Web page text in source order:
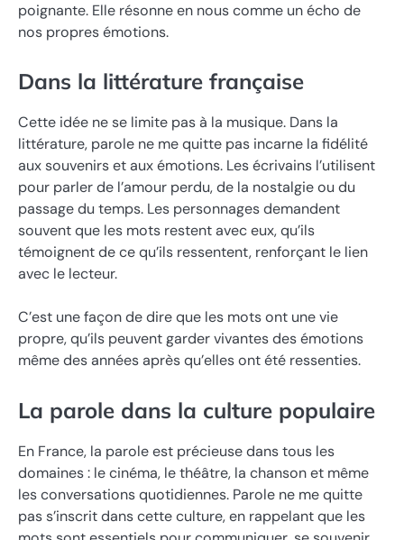
poignante. Elle résonne en nous comme un écho de
nos propres émotions.
Dans la littérature française
Cette idée ne se limite pas à la musique. Dans la
littérature, parole ne me quitte pas incarne la fidélité
aux souvenirs et aux émotions. Les écrivains l’utilisent
pour parler de l’amour perdu, de la nostalgie ou du
passage du temps. Les personnages demandent
souvent que les mots restent avec eux, qu’ils
témoignent de ce qu’ils ressentent, renforçant le lien
avec le lecteur.
C’est une façon de dire que les mots ont une vie
propre, qu’ils peuvent garder vivantes des émotions
même des années après qu’elles ont été ressenties.
La parole dans la culture populaire
En France, la parole est précieuse dans tous les
domaines : le cinéma, le théâtre, la chanson et même
les conversations quotidiennes. Parole ne me quitte
pas s’inscrit dans cette culture, en rappelant que les